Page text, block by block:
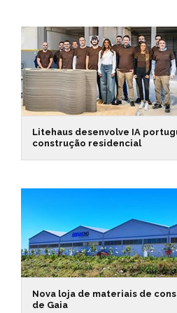
Litehaus desenvolve IA
construção residencial
Nova loja de materiais de
de Gaia